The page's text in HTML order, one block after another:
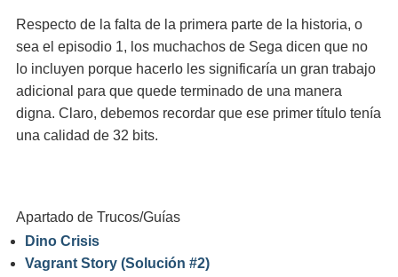
Respecto de la falta de la primera parte de la historia, o
sea el episodio 1, los muchachos de Sega dicen que no
lo incluyen porque hacerlo les significaría un gran trabajo
adicional para que quede terminado de una manera
digna. Claro, debemos recordar que ese primer título tenía
una calidad de 32 bits.
Apartado de Trucos/Guías
Dino Crisis
Vagrant Story (Solución #2)